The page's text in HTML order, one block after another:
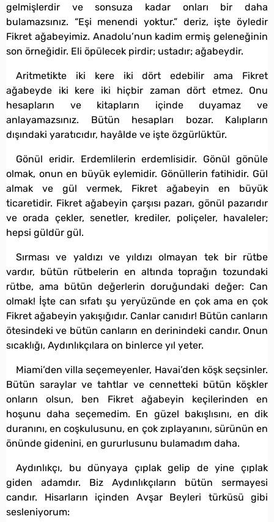
gelmişlerdir ve sonsuza kadar onları bir daha
bulamazsınız. “Eşi menendi yoktur.” deriz, işte öyledir
Fikret ağabeyimiz. Anadolu’nun kadim ermiş geleneğinin
son örneğidir. Eli öpülecek pirdir; ustadır; ağabeydir.
Aritmetikte iki kere iki dört edebilir ama Fikret
ağabeyde iki kere iki hiçbir zaman dört etmez. Onu
hesapların ve kitapların içinde duyamaz ve
anlayamazsınız. Bütün hesapları bozar. Kalıpların
dışındaki yaratıcıdır, hayâlde ve işte özgürlüktür.
Gönül eridir. Erdemlilerin erdemlisidir. Gönül gönüle
olmak, onun en büyük eylemidir. Gönüllerin fatihidir. Gül
almak ve gül vermek, Fikret ağabeyin en büyük
ticaretidir. Fikret ağabeyin çarşısı pazarı, gönül pazarıdır
ve orada çekler, senetler, krediler, poliçeler, havaleler;
hepsi güldür gül.
Sırması ve yaldızı ve yıldızı olmayan tek bir rütbe
vardır, bütün rütbelerin en altında toprağın tozundaki
rütbe, ama bütün değerlerin doruğundaki değer: Can
olmak! İşte can sıfatı şu yeryüzünde en çok ama en çok
Fikret ağabeyin yakışığıdır. Canlar canıdır! Bütün canların
ötesindeki ve bütün canların en derinindeki candır. Onun
sıcaklığı, Aydınlıkçılara on binlerce yıl yeter.
Miami’den villa seçemeyenler, Havai’den köşk seçsinler.
Bütün saraylar ve tahtlar ve cennetteki bütün köşkler
onların olsun, ben Fikret ağabeyin keçilerinden en
hoşunu daha seçemedim. En güzel bakışlısını, en dik
duranını, en coşkulusunu, en çok zıplayanını, sürünün en
önünde gidenini, en gururlusunu bulamadım daha.
Aydınlıkçı, bu dünyaya çıplak gelip de yine çıplak
giden adamdır. Biz Aydınlıkçıların bütün sermayesi
candır. Hisarların içinden Avşar Beyleri türküsü gibi
sesleniyorum: